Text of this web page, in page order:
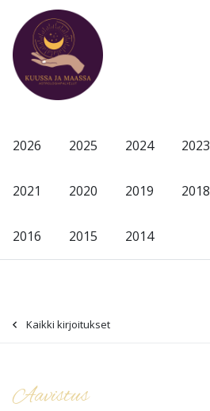
2026 2025 2024 2023
2021 2020 2019 2018
2016 2015 2014
Kaikki kirjoitukset
Aavistus